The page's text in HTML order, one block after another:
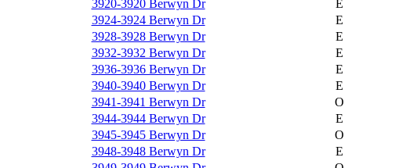
3920-3920 Berwyn Dr
E
3924-3924 Berwyn Dr
E
3928-3928 Berwyn Dr
E
3932-3932 Berwyn Dr
E
3936-3936 Berwyn Dr
E
3940-3940 Berwyn Dr
E
3941-3941 Berwyn Dr
O
3944-3944 Berwyn Dr
E
3945-3945 Berwyn Dr
O
3948-3948 Berwyn Dr
E